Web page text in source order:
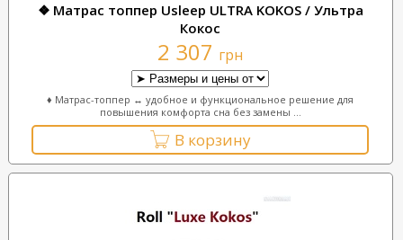
❖ Матрас топпер Usleep ULTRA KOKOS / Ультра
Кокос
2 307 грн
♦ Матрас-топпер ↔ удобное и функциональное решение для
повышения комфорта сна без замены ...
В корзину